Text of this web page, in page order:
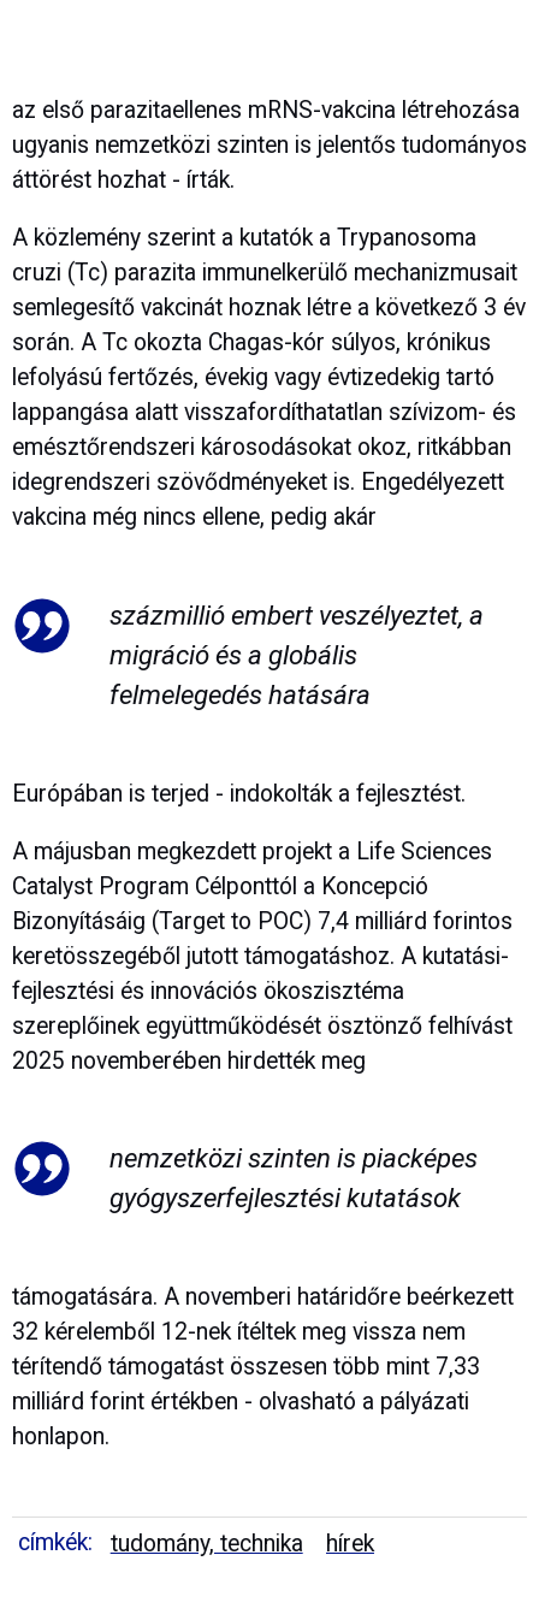
az első parazitaellenes mRNS-vakcina létrehozása
ugyanis nemzetközi szinten is jelentős tudományos
áttörést hozhat - írták.
A közlemény szerint a kutatók a Trypanosoma
cruzi (Tc) parazita immunelkerülő mechanizmusait
semlegesítő vakcinát hoznak létre a következő 3 év
során. A Tc okozta Chagas-kór súlyos, krónikus
lefolyású fertőzés, évekig vagy évtizedekig tartó
lappangása alatt visszafordíthatatlan szívizom- és
emésztőrendszeri károsodásokat okoz, ritkábban
idegrendszeri szövődményeket is. Engedélyezett
vakcina még nincs ellene, pedig akár
százmillió embert veszélyeztet, a
migráció és a globális
felmelegedés hatására
Európában is terjed - indokolták a fejlesztést.
A májusban megkezdett projekt a Life Sciences
Catalyst Program Célponttól a Koncepció
Bizonyításáig (Target to POC) 7,4 milliárd forintos
keretösszegéből jutott támogatáshoz. A kutatási-
fejlesztési és innovációs ökoszisztéma
szereplőinek együttműködését ösztönző felhívást
2025 novemberében hirdették meg
nemzetközi szinten is piacképes
gyógyszerfejlesztési kutatások
támogatására. A novemberi határidőre beérkezett
32 kérelemből 12-nek ítéltek meg vissza nem
térítendő támogatást összesen több mint 7,33
milliárd forint értékben - olvasható a pályázati
honlapon.
címkék: tudomány, technika hírek